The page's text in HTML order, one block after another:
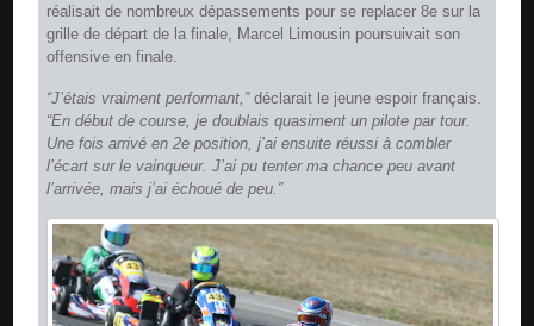
réalisait de nombreux dépassements pour se replacer 8e sur la
grille de départ de la finale, Marcel Limousin poursuivait son
offensive en finale.
“J’étais vraiment performant,”déclarait le jeune espoir français.
“En début de course, je doublais quasiment un pilote par tour.
Une fois arrivé en 2e position, j’ai ensuite réussi à combler
l’écart sur le vainqueur. J’ai pu tenter ma chance peu avant
l’arrivée, mais j’ai échoué de peu.”